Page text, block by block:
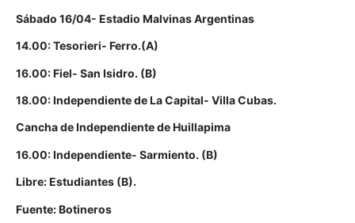
Sábado 16/04- Estadio Malvinas Argentinas
14.00: Tesorieri- Ferro.(A)
16.00: Fiel- San Isidro. (B)
18.00: Independiente de La Capital- Villa Cubas.
Cancha de Independiente de Huillapima
16.00: Independiente- Sarmiento. (B)
Libre: Estudiantes (B).
Fuente: Botineros